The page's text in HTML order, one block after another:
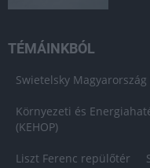
TÉMÁINKBÓL
Swietelsky Magyarország
Környezeti és
(KEHOP)
Liszt Ferenc repülőtér